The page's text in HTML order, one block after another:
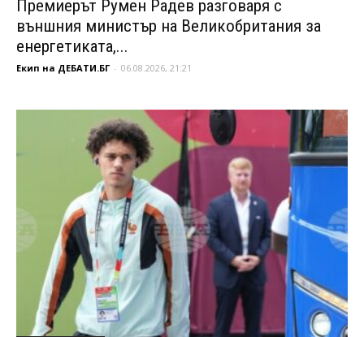
Премиерът Румен Радев разговаря с
външния министър на Великобритания за
енергетиката,...
Екип на ДЕБАТИ.БГ - 06.08.2026, 21:21